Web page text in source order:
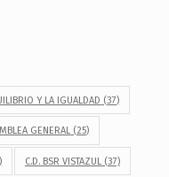
Y LA IGUALDAD (37)
GENERAL (25)
C.D. BSR VISTAZUL (37)